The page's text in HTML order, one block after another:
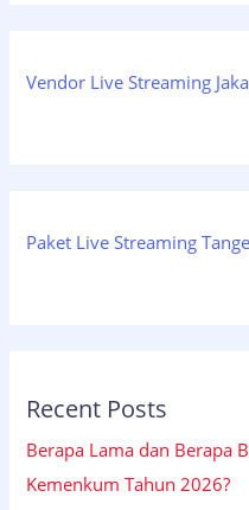
Vendor Live Streaming
Paket Live Streaming
Recent Posts
Berapa Lama dan Berapa
Kemenkum Tahun 2026?